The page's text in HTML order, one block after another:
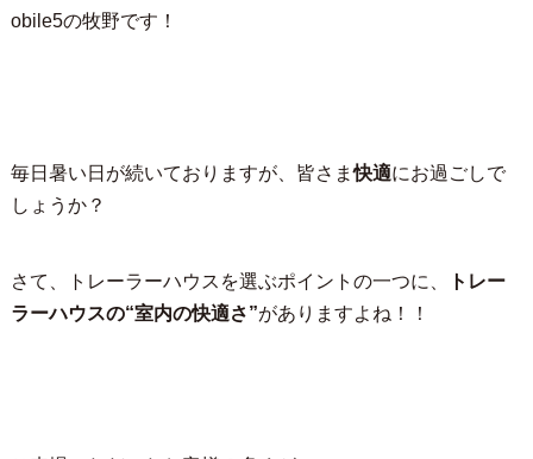
obile5の牧野です！
毎日暑い日が続いておりますが、皆さま快適にお過ごしで
しょうか？
さて、トレーラーハウスを選ぶポイントの一つに、
トレー
ラーハウスの“室内の快適さ”がありますよね！！